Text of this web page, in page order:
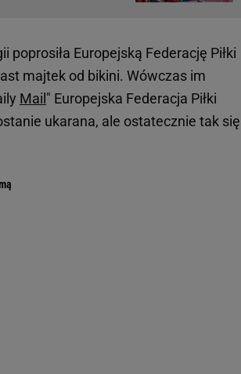
Europejską Federację Piłki
majtek od bikini. Wówczas im
Mail " Europejska Federacja Piłki
ukarana, ale ostatecznie tak się